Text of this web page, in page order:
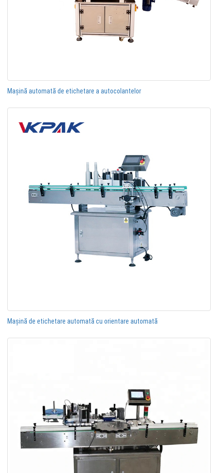
Mașină automată de etichetare a autocolantelor
Mașină de etichetare automată cu orientare automată